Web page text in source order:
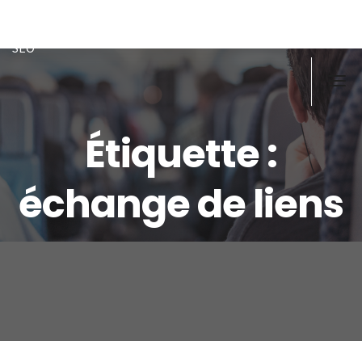
SEO
Étiquette :
échange de liens